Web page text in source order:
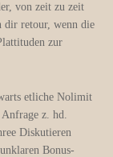
von zeit zu zeit
dir retour, wenn die
zur
etliche Nolimit
z. hd.
Diskutieren
Bonus-